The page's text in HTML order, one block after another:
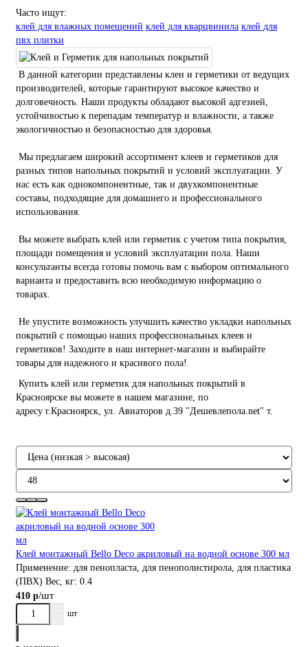
Часто ищут:
клей для влажных помещений клей для кварцвинила клей для
пвх плитки
В данной категории представлены клеи и герметики от ведущих
производителей, которые гарантируют высокое качество и
долговечность. Наши продукты обладают высокой адгезией,
устойчивостью к перепадам температур и влажности, а также
экологичностью и безопасностью для здоровья.
Мы предлагаем широкий ассортимент клеев и герметиков для
разных типов напольных покрытий и условий эксплуатации. У
нас есть как однокомпонентные, так и двухкомпонентные
составы, подходящие для домашнего и профессионального
использования.
Вы можете выбрать клей или герметик с учетом типа покрытия,
площади помещения и условий эксплуатации пола. Наши
консультанты всегда готовы помочь вам с выбором оптимального
варианта и предоставить всю необходимую информацию о
товарах.
Не упустите возможность улучшить качество укладки напольных
покрытий с помощью наших профессиональных клеев и
герметиков! Заходите в наш интернет-магазин и выбирайте
товары для надежного и красивого пола!
Купить клей или герметик для напольных покрытий в
Красноярске вы можете в нашем магазине, по
адресу г.Красноярск, ул. Авиаторов д.39 "Дешевлепола.net" т.
Клей монтажный Bello Deco акриловый на водной основе 300 мл
Применение: для пенопласта, для пенополистирола, для пластика
(ПВХ) Вес, кг: 0.4
410 р/шт
шт